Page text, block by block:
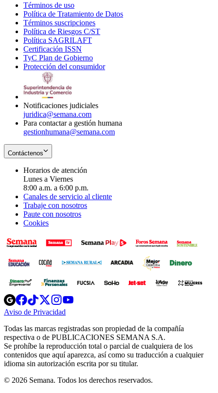
Términos de uso
in
new
window
Política de Tratamiento de Datos
Términos suscripciones
in
Política de Riesgos C/ST
Política SAGRILAFT
new
window
Certificación ISSN
in
new
TyC Plan de Gobierno
in
Protección del consumidorOpens
Notificaciones judiciales
juridica@semana.com
Para contactar a gestión humana
gestionhumana@semana.com
Contáctenos
Horarios de atención
Lunes a Viernes
8:00 a.m. a 6:00 p.m.
Canales de servicio al cliente
Trabaje con nosotros
Paute con nosotros
Cookies
Opens
in
new
Opens
in
new
Opens
in
new
window
Opens
new
windowwindow
Aviso de Privacidad
new
window
Todas las marcas registradas son propiedad de la compañía
respectiva o de PUBLICACIONES SEMANA S.A.
Se prohíbe la reproducción total o parcial de cualquiera de los
contenidos que aquí aparezca, así como su traducción a cualquier
idioma sin autorización escrita por su titular.
© 2026 Semana. Todos los derechos reservados.